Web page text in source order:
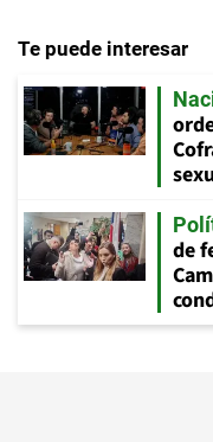
Te puede interesar
de